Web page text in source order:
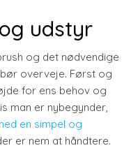
udstyr
og det nødvendige
overveje. Først og
for ens behov og
man er nybegynder,
en simpel og
er nem at håndtere.